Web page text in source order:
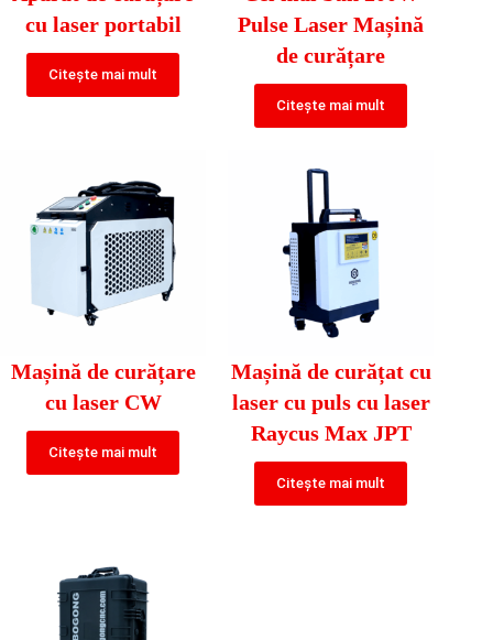
cu laser portabil
Citește mai mult
Pulse Laser Mașină
de curățare
Citește mai mult
Mașină de curățare
cu laser CW
Citește mai mult
Mașină de curățat cu
laser cu puls cu laser
Raycus Max JPT
Citește mai mult